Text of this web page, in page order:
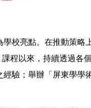
校亮點。在推動策略
程以來，持續透過各
驗；舉辦「屏東學學